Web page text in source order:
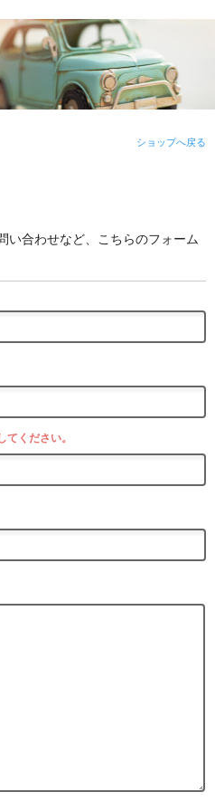
ショップへ戻る
い合わせなど、こちらのフォーム
ください。